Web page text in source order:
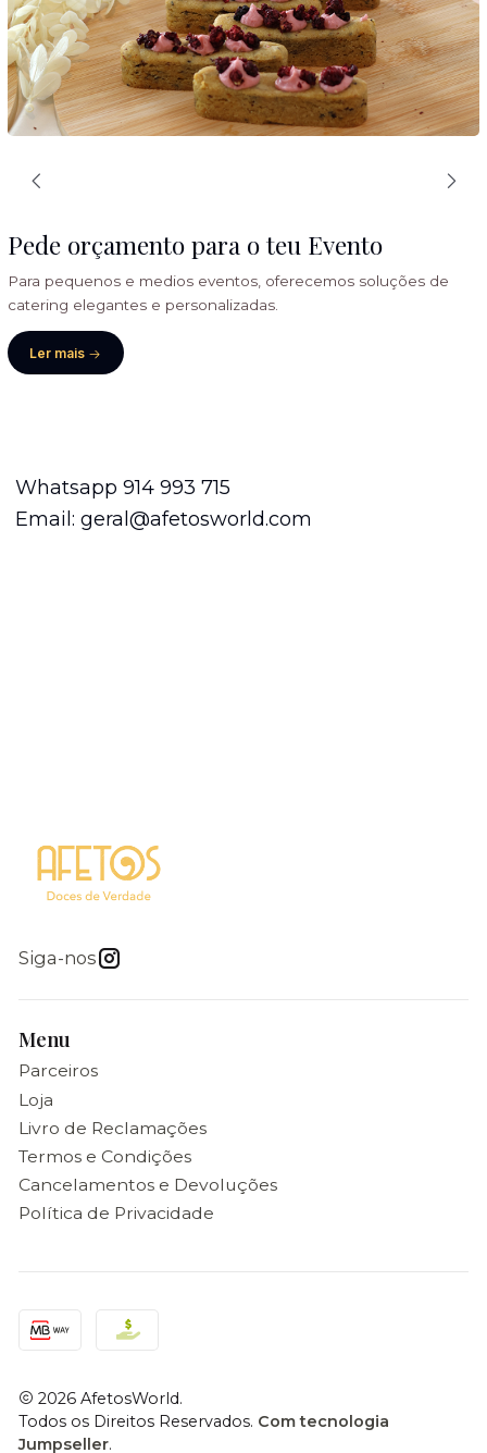
Pede orçamento para o teu Evento
Para pequenos e medios eventos, oferecemos soluções de
catering elegantes e personalizadas.
Ler mais
Whatsapp 914 993 715
Email: geral@afetosworld.com
Siga-nos
Menu
Parceiros
Loja
Livro de Reclamações
Termos e Condições
Cancelamentos e Devoluções
Política de Privacidade
2026 AfetosWorld.
Todos os Direitos Reservados. Com tecnologia
Jumpseller.